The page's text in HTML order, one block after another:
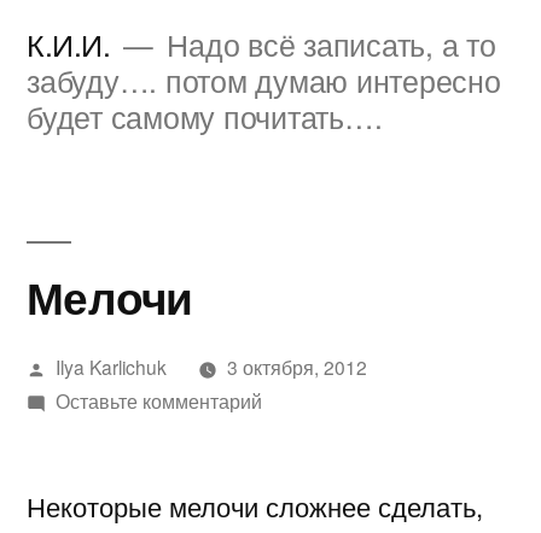
содержимому
К.И.И.
Надо всё записать, а то
забуду…. потом думаю интересно
будет самому почитать….
Мелочи
Написано
автором
Ilya Karlichuk
3 октября, 2012
Оставьте комментарийк
Некоторые мелочи сложнее сделать,